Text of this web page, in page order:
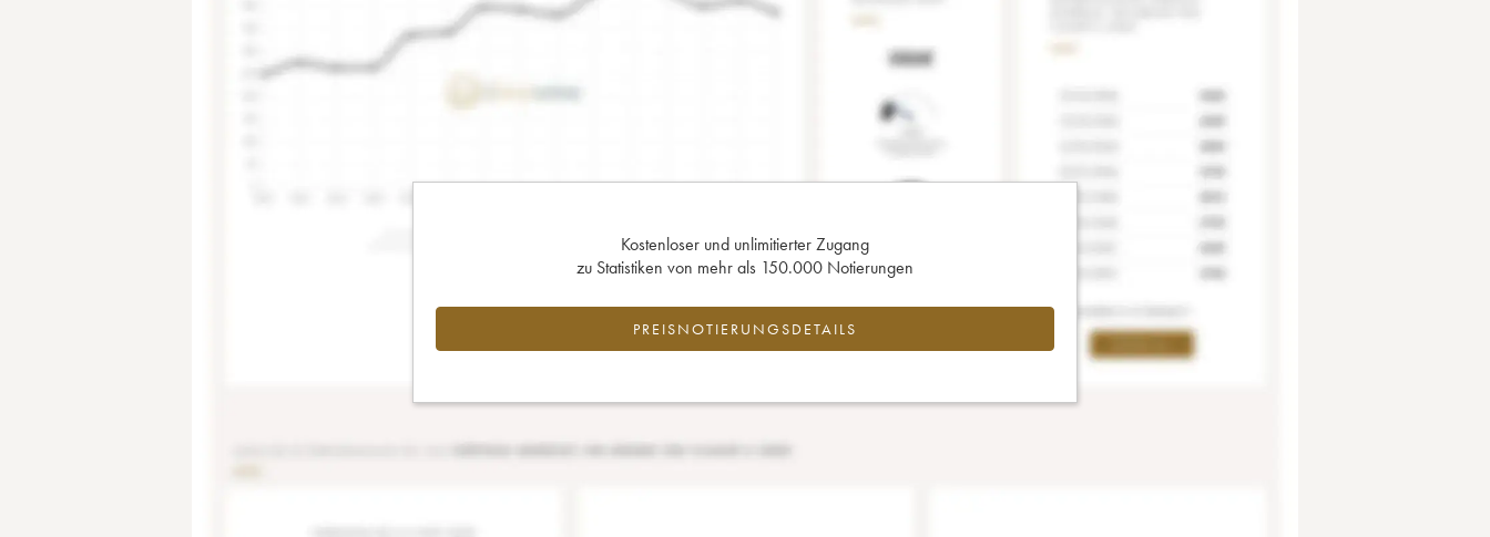
Kostenloser und unlimitierter Zugang
zu Statistiken von mehr als 150.000 Notierungen
PREISNOTIERUNGSDETAILS